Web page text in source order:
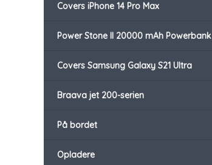
Covers iPhone 14 Pro Max
Power Stone II 20000 mAh Powerbank
Covers Samsung Galaxy S21 Ultra
Braava jet 200-serien
På bordet
Opladere